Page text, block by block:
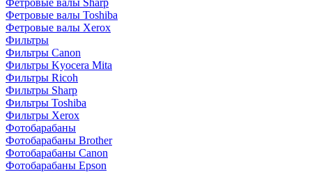
Фетровые валы Sharp
Фетровые валы Toshiba
Фетровые валы Xerox
Фильтры
Фильтры Canon
Фильтры Kyocera Mita
Фильтры Ricoh
Фильтры Sharp
Фильтры Toshiba
Фильтры Xerox
Фотобарабаны
Фотобарабаны Brother
Фотобарабаны Canon
Фотобарабаны Epson